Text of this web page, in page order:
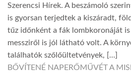
Szerencsi Hírek. A beszámoló
is gyorsan terjedtek a kiszáradt,
tűz időnként a fák lombkoronáját
messziről is jól látható volt. A
találhatók szőlőültetvények, […]
BŐVÍTENÉ NAPERŐMŰVÉT A